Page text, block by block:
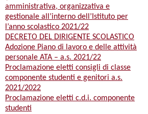
amministrativa, organizzativa e
gestionale all’interno dell’Istituto per
l’anno scolastico 2021/22
DECRETO DEL DIRIGENTE SCOLASTICO
Adozione Piano di lavoro e delle attività
personale ATA – a.s. 2021/22
Proclamazione eletti consigli di classe
componente studenti e genitori a.s.
2021/2022
Proclamazione eletti c.d.i. componente
studenti